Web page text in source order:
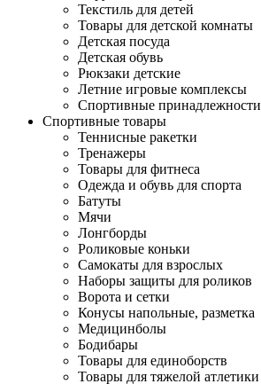
Текстиль для детей
Товары для детской комнаты
Детская посуда
Детская обувь
Рюкзаки детские
Летние игровые комплексы
Спортивные принадлежности
Спортивные товары
Теннисные ракетки
Тренажеры
Товары для фитнеса
Одежда и обувь для спорта
Батуты
Мячи
Лонгборды
Роликовые коньки
Самокаты для взрослых
Наборы защиты для роликов
Ворота и сетки
Конусы напольные, разметка
Медицинболы
Бодибары
Товары для единоборств
Товары для тяжелой атлетики